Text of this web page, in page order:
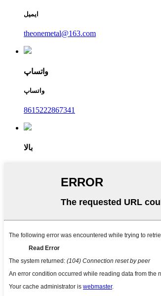
ایمیل
theonemetal@163.com
واتساپ
واتساپ
8615222867341
بالا